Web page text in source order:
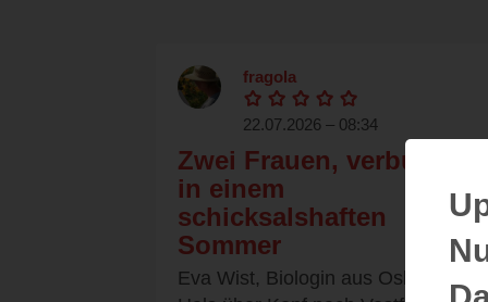
fragola
22.07.2026 – 08:34
Zwei Frauen, verbunden
in einem
schicksalshaften
Sommer
Eva Wist, Biologin aus Oslo, reist